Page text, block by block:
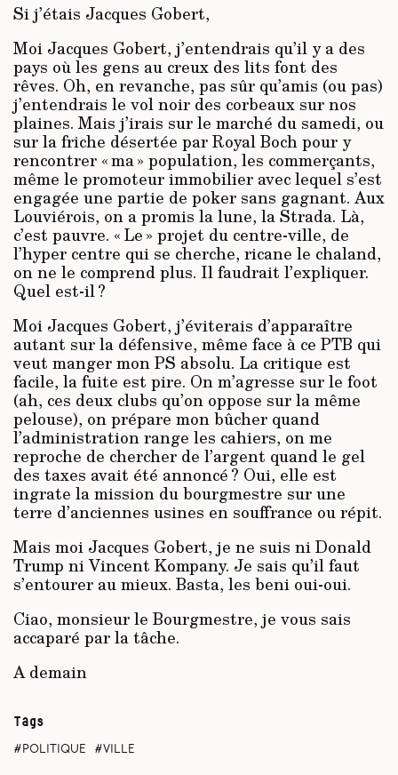
Si j’étais Jacques Gobert,
Moi Jacques Gobert, j’entendrais qu’il y a des
pays où les gens au creux des lits font des
rêves. Oh, en revanche, pas sûr qu’amis (ou pas)
j’entendrais le vol noir des corbeaux sur nos
plaines. Mais j’irais sur le marché du samedi, ou
sur la friche désertée par Royal Boch pour y
rencontrer « ma » population, les commerçants,
même le promoteur immobilier avec lequel s’est
engagée une partie de poker sans gagnant. Aux
Louviérois, on a promis la lune, la Strada. Là,
c’est pauvre. « Le » projet du centre-ville, de
l’hyper centre qui se cherche, ricane le chaland,
on ne le comprend plus. Il faudrait l’expliquer.
Quel est-il ?
Moi Jacques Gobert, j’éviterais d’apparaître
autant sur la défensive, même face à ce PTB qui
veut manger mon PS absolu. La critique est
facile, la fuite est pire. On m’agresse sur le foot
(ah, ces deux clubs qu’on oppose sur la même
pelouse), on prépare mon bûcher quand
l’administration range les cahiers, on me
reproche de chercher de l’argent quand le gel
des taxes avait été annoncé ? Oui, elle est
ingrate la mission du bourgmestre sur une
terre d’anciennes usines en souffrance ou répit.
Mais moi Jacques Gobert, je ne suis ni Donald
Trump ni Vincent Kompany. Je sais qu’il faut
s’entourer au mieux. Basta, les beni oui-oui.
Ciao, monsieur le Bourgmestre, je vous sais
accaparé par la tâche.
A demain
Tags
politique ville